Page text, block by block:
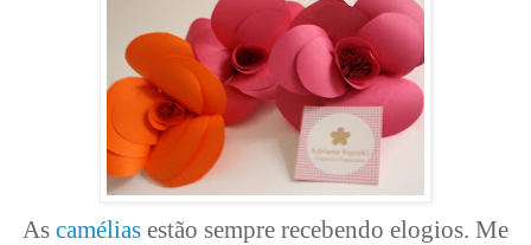
As camélias estão sempre recebendo elogios. Me